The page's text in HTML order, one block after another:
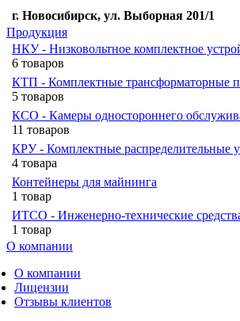
г. Новосибирск, ул. Выборная 201/1
Продукция
НКУ - Низковольтное комплектное
6 товаров
КТП - Комплектные трансформаторные
5 товаров
КСО - Камеры одностороннего
11 товаров
КРУ - Комплектные распределительные
4 товара
Контейнеры для майнинга
1 товар
ИТСО - Инженерно-технические
1 товар
О компании
О компании
Лицензии
Отзывы клиентов